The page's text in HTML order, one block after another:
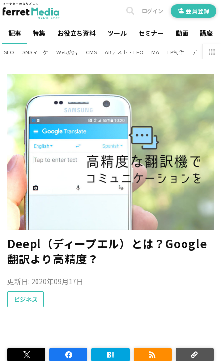
記事 特集 お役立ち資料 ツール セミナー 動画 講座
ログイン 会員登録
SEO SNSマーケ Web広告 CMS ABテスト・EFO MA LP制作 データ分析
Deepl（ディープエル）とは？Google
翻訳より高精度？
更新日: 2020年09月17日
ビジネス